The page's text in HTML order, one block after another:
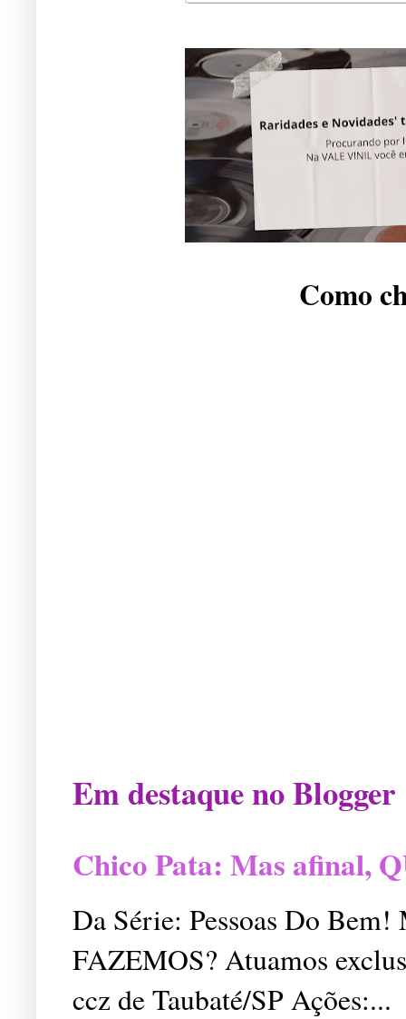
Como
Em destaque no Blogger
Chico Pata: Mas afinal,
Da Série: Pessoas Do
FAZEMOS? Atuamos
ccz de Taubaté/SP Ações:...